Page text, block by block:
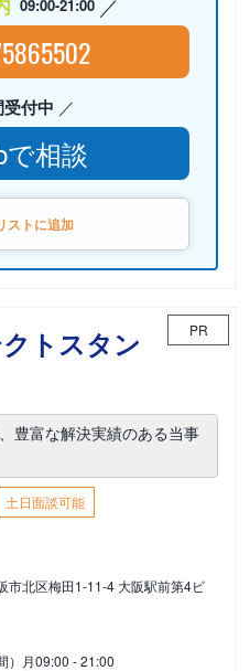
09:00-21:00
付中
で相談
ストに追加
トスタン
PR
豊富な解決実績のある当事
土日面談可能
市北区梅田1-11-4 大阪駅前第4ビ
） 月09:00 - 21:00